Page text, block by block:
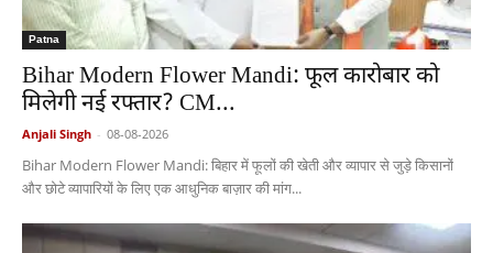
Patna
Bihar Modern Flower Mandi: फूल कारोबार को
मिलेगी नई रफ्तार? CM...
Anjali Singh - 08-08-2026
Bihar Modern Flower Mandi: बिहार में फूलों की खेती और व्यापार से जुड़े किसानों
और छोटे व्यापारियों के लिए एक आधुनिक बाज़ार की मांग...